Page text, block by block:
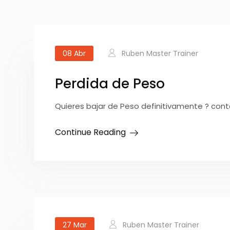
08 Abr Ruben Master Trainer
Perdida de Peso
Quieres bajar de Peso definitivamente ?
Continue Reading
27 Mar Ruben Master Trainer